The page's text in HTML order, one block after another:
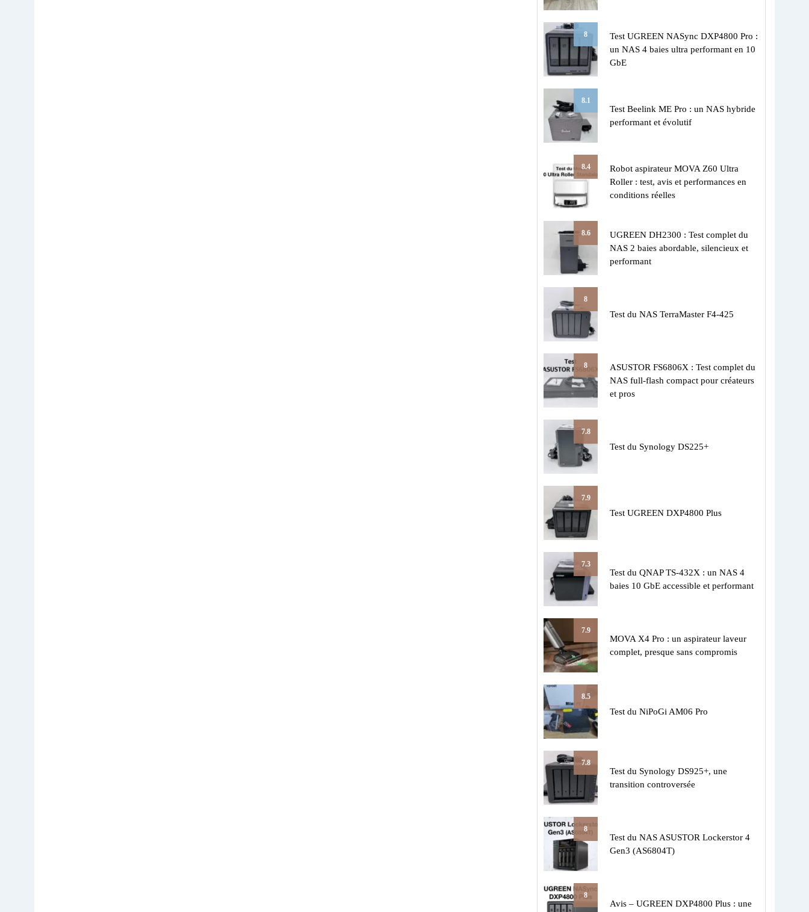
8
Test UGREEN NASync DXP4800 Pro :
un NAS 4 baies ultra performant en 10
GbE
8.1
Test Beelink ME Pro : un NAS hybride
performant et évolutif
8.4
Robot aspirateur MOVA Z60 Ultra
Roller : test, avis et performances en
conditions réelles
8.6
UGREEN DH2300 : Test complet du
NAS 2 baies abordable, silencieux et
performant
8
Test du NAS TerraMaster F4-425
8
ASUSTOR FS6806X : Test complet du
NAS full-flash compact pour créateurs
et pros
7.8
Test du Synology DS225+
7.9
Test UGREEN DXP4800 Plus
7.3
Test du QNAP TS-432X : un NAS 4
baies 10 GbE accessible et performant
7.9
MOVA X4 Pro : un aspirateur laveur
complet, presque sans compromis
8.5
Test du NiPoGi AM06 Pro
7.8
Test du Synology DS925+, une
transition controversée
8
Test du NAS ASUSTOR Lockerstor 4
Gen3 (AS6804T)
8
Avis – UGREEN DXP4800 Plus : une